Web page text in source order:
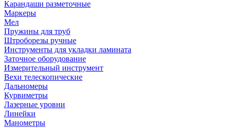
Карандаши разметочные
Маркеры
Мел
Пружины для труб
Штроборезы ручные
Инструменты для укладки ламината
Заточное оборудование
Измерительный инструмент
Вехи телескопические
Дальномеры
Курвиметры
Лазерные уровни
Линейки
Манометры